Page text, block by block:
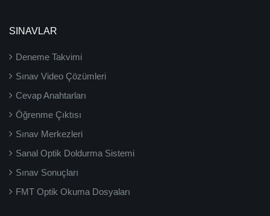
SINAVLAR
Deneme Takvimi
Sınav Video Çözümleri
Cevap Anahtarları
Öğrenme Çıktısı
Sınav Merkezleri
Sanal Optik Doldurma Sistemi
Sınav Sonuçları
FMT Optik Okuma Dosyaları